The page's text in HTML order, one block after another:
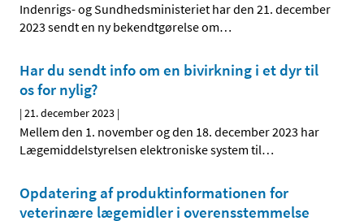
Indenrigs- og Sundhedsministeriet har den 21. december
2023 sendt en ny bekendtgørelse om…
Har du sendt info om en bivirkning i et dyr til
os for nylig?
|21. december 2023 |
Mellem den 1. november og den 18. december 2023 har
Lægemiddelstyrelsen elektroniske system til…
Opdatering af produktinformationen for
veterinære lægemidler i overensstemmelse